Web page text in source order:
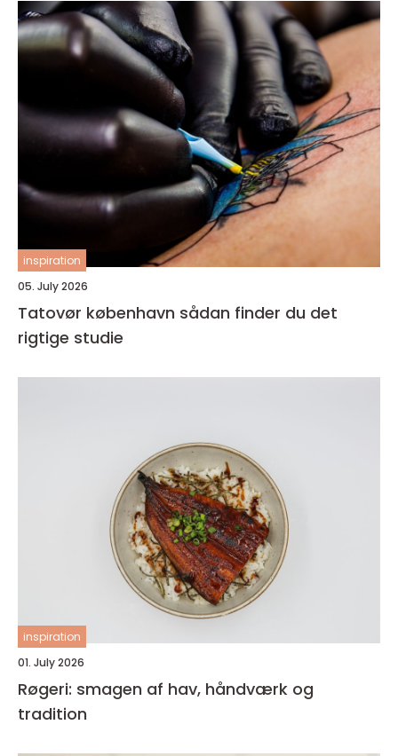
inspiration
05. July 2026
Tatovør københavn sådan finder du det
rigtige studie
inspiration
01. July 2026
Røgeri: smagen af hav, håndværk og
tradition